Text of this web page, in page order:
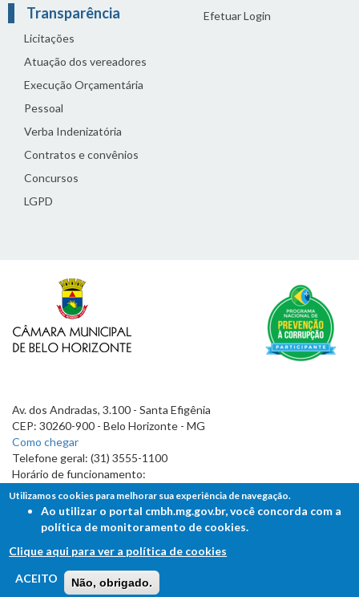
Transparência
Licitações
Atuação dos vereadores
Execução Orçamentária
Pessoal
Verba Indenizatória
Contratos e convênios
Concursos
LGPD
Efetuar Login
Av. dos Andradas, 3.100 - Santa Efigênia
CEP: 30260-900 - Belo Horizonte - MG
Como chegar
Telefone geral: (31) 3555-1100
Horário de funcionamento:
7h às 19h
FALE COM A CÂMARA
Ouvidoria - Lei de Acesso à Informação
Utilizamos cookies para melhorar sua experiência de navegação.
Ao utilizar o portal cmbh.mg.gov.br, você concorda com a
política de monitoramento de cookies.
Clique aqui para ver a política de cookies
ACEITO
Não, obrigado.